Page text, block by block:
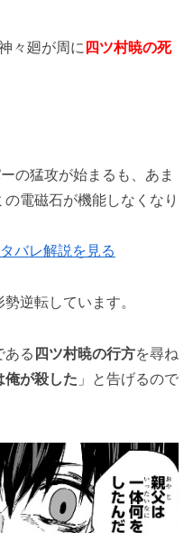
ネタバレ最新話！大
のネタバレ最新話！
？」まとめ
々廻が周に 四ツ村暁の死
の猛攻が始まるも、あま
電磁石が機能しなくなり
バレ解説を見る
逆転しています。
ある 四ツ村暁の行方を尋ね
俺が殺した 」と告げるので